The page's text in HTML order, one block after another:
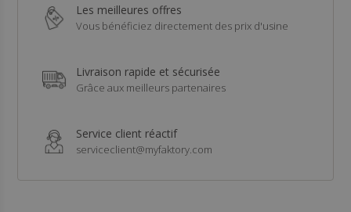
Les meilleures offres
Vous bénéficiez directement des prix d'usine
Livraison rapide et sécurisée
Grâce aux meilleurs partenaires
Service client réactif
serviceclient@myfaktory.com